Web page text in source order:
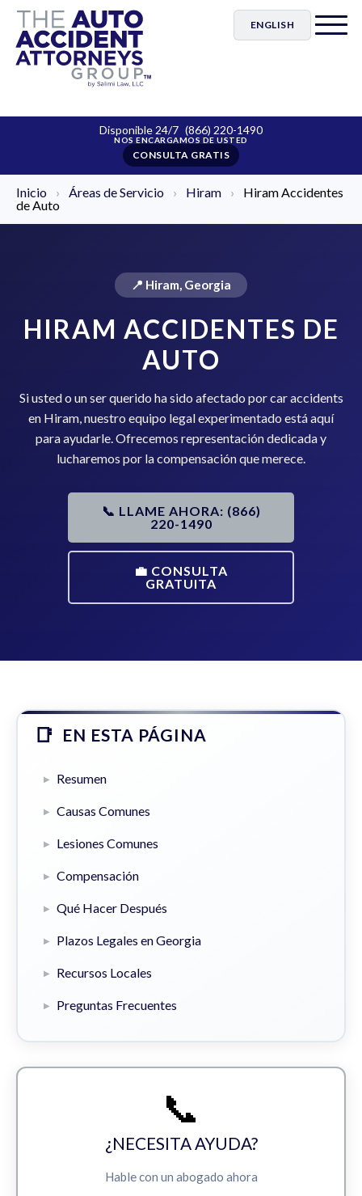
ENGLISH
Disponible 24/7 (866) 220-1490
CONSULTA GRATIS
Inicio › Áreas de Servicio › Hiram ›
Hiram Accidentes
de Auto
📍 Hiram, Georgia
HIRAM ACCIDENTES DE
AUTO
Si usted o un ser querido ha sido afectado por car accidents
en Hiram, nuestro equipo legal experimentado está aquí
para ayudarle. Ofrecemos representación dedicada y
lucharemos por la compensación que merece.
📞 LLAME AHORA: (866)
220-1490
💼 CONSULTA
GRATUITA
EN ESTA PÁGINA
Resumen
Causas Comunes
Lesiones Comunes
Compensación
Qué Hacer Después
Plazos Legales en Georgia
Recursos Locales
Preguntas Frecuentes
📞
¿NECESITA AYUDA?
Hable con un abogado ahora